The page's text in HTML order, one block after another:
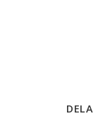
DELA